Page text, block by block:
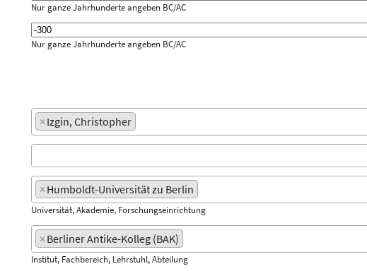
Nur ganze Jahrhunderte angeben BC/AC
Nur ganze Jahrhunderte angeben BC/AC
× Izgin, Christopher
× Humboldt-Universität zu Berlin
Universität, Akademie, Forschungseinrichtung
× Berliner Antike-Kolleg (BAK)
Institut, Fachbereich, Lehrstuhl, Abteilung